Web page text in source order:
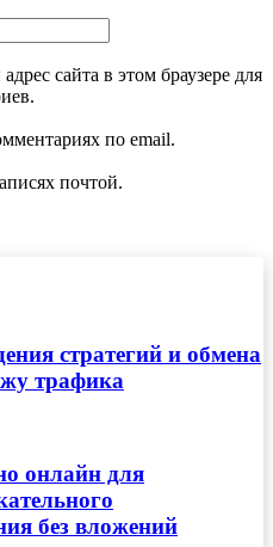
сайта в этом браузере для
по email.
почтой.
стратегий и обмена
трафика
онлайн для
без вложений